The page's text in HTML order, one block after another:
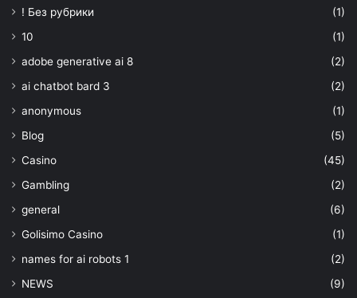
! Без рубрики
(1)
10
(1)
adobe generative ai 8
(2)
ai chatbot bard 3
(2)
anonymous
(1)
Blog
(5)
Casino
(45)
Gambling
(2)
general
(6)
Golisimo Casino
(1)
names for ai robots 1
(2)
NEWS
(9)